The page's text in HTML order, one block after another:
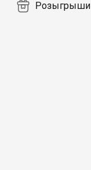
Розыгрыши